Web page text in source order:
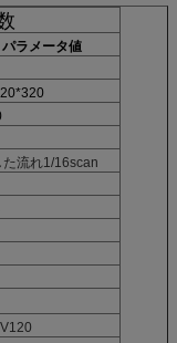
パラメータ値
た流れ1/16scan